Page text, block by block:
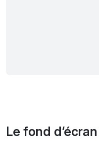
Le fond